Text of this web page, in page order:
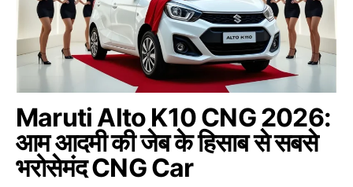
Maruti Alto K10 CNG 2026:
आम आदमी की जेब के हिसाब से सबसे
भरोसेमंद CNG Car